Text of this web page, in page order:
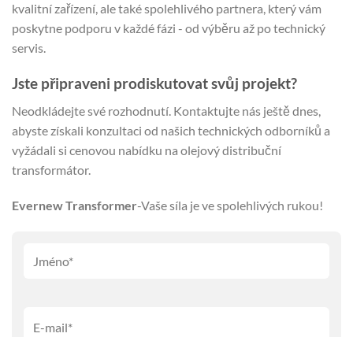
kvalitní zařízení, ale také spolehlivého partnera, který vám
poskytne podporu v každé fázi - od výběru až po technický
servis.
Jste připraveni prodiskutovat svůj projekt?
Neodkládejte své rozhodnutí. Kontaktujte nás ještě dnes,
abyste získali konzultaci od našich technických odborníků a
vyžádali si cenovou nabídku na olejový distribuční
transformátor.
Evernew Transformer-Vaše síla je ve spolehlivých rukou!